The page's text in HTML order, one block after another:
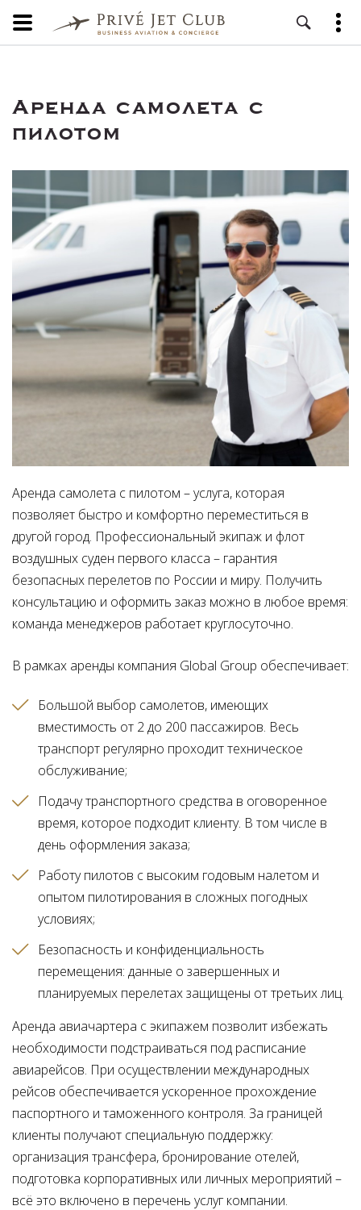
Аренда самолета с
пилотом
Аренда самолета с пилотом – услуга, которая
позволяет быстро и комфортно переместиться в
другой город. Профессиональный экипаж и флот
воздушных суден первого класса – гарантия
безопасных перелетов по России и миру. Получить
консультацию и оформить заказ можно в любое время:
команда менеджеров работает круглосуточно.
В рамках аренды компания Global Group обеспечивает:
Большой выбор самолетов, имеющих
вместимость от 2 до 200 пассажиров. Весь
транспорт регулярно проходит техническое
обслуживание
Подачу транспортного средства в оговоренное
время, которое подходит клиенту. В том числе в
день оформления заказа
Работу пилотов с высоким годовым налетом и
опытом пилотирования в сложных погодных
условиях
Безопасность и конфиденциальность
перемещения: данные о завершенных и
планируемых перелетах защищены от третьих лиц
Аренда авиачартера с экипажем позволит избежать
необходимости подстраиваться под расписание
авиарейсов. При осуществлении международных
рейсов обеспечивается ускоренное прохождение
паспортного и таможенного контроля. За границей
клиенты получают специальную поддержку:
организация трансфера, бронирование отелей,
подготовка корпоративных или личных мероприятий –
всё это включено в перечень услуг компании.